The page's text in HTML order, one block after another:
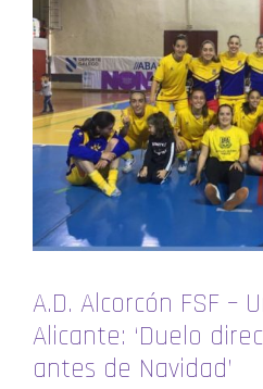
A.D. Alcorcón FSF –
Alicante: ‘Duelo
antes de Navidad’